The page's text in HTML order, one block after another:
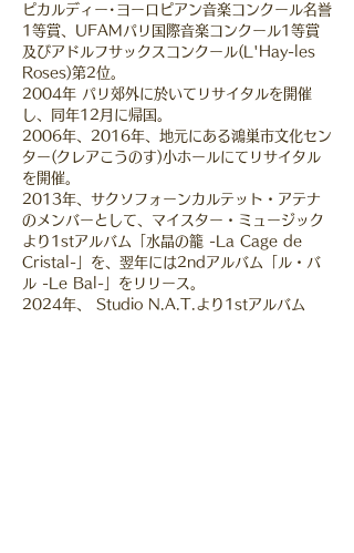
ピカルディー･ヨーロピアン音楽コンクール名誉
1等賞、UFAMパリ国際音楽コンクール1等賞
及びアドルフサックスコンクール(L'Hay-les
Roses)第2位。
2004年 パリ郊外に於いてリサイタルを開催
し、同年12月に帰国。
2006年、2016年、地元にある鴻巣市文化セン
ター(クレアこうのす)小ホールにてリサイタル
を開催。
2013年、サクソフォーンカルテット・アテナ
のメンバーとして、マイスター・ミュージック
より1stアルバム「水晶の籠 -La Cage de
Cristal-」を、翌年には2ndアルバム「ル・バ
ル -Le Bal-」をリリース。
2024年、 Studio N.A.T.より1stアルバム